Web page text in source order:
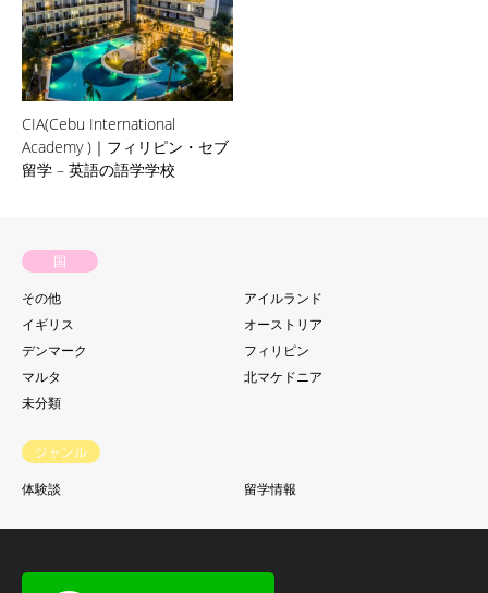
CIA(Cebu International
Academy )｜フィリピン・セブ
留学 – 英語の語学学校
国
その他
アイルランド
イギリス
オーストリア
デンマーク
フィリピン
マルタ
北マケドニア
未分類
ジャンル
体験談
留学情報